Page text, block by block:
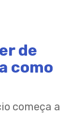
de
como
começa a